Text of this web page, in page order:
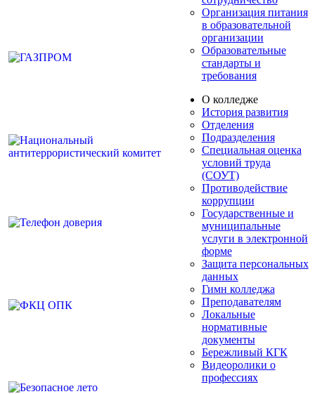
Организация питания
в образовательной
организации
Образовательные
стандарты и
требования
О колледже
История развития
Отделения
Подразделения
Специальная оценка
условий труда
(СОУТ)
Противодействие
коррупции
Государственные и
муниципальные
услуги в электронной
форме
Защита персональных
данных
Гимн колледжа
Преподавателям
Локальные
нормативные
документы
Бережливый КГК
Видеоролики о
профессиях